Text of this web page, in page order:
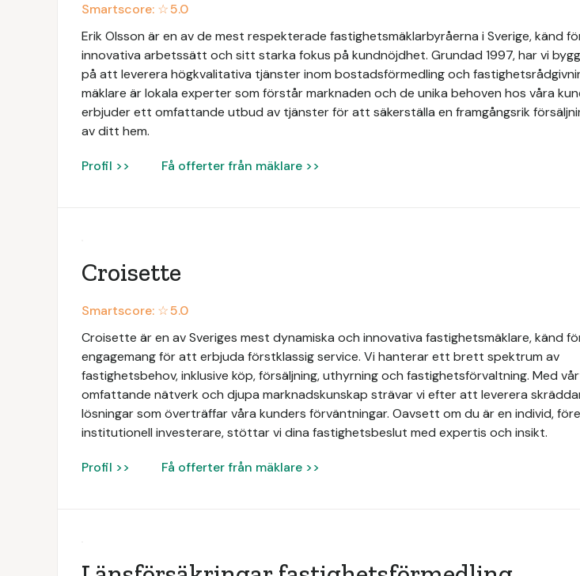
Smartscore: ☆5.0
Erik Olsson är en av de mest respekterade fastighetsmäklarbyråerna i Sverige, känd
innovativa arbetssätt och sitt starka fokus på kundnöjdhet. Grundad 1997, har vi
på att leverera högkvalitativa tjänster inom bostadsförmedling och
mäklare är lokala experter som förstår marknaden och de unika behoven hos våra
erbjuder ett omfattande utbud av tjänster för att säkerställa en framgångsrik
av ditt hem.
Profil >> Få offerter från mäklare >>
Croisette
Smartscore: ☆5.0
Croisette är en av Sveriges mest dynamiska och innovativa fastighetsmäklare, känd
engagemang för att erbjuda förstklassig service. Vi hanterar ett brett spektrum av
fastighetsbehov, inklusive köp, försäljning, uthyrning och fastighetsförvaltning. Med
omfattande nätverk och djupa marknadskunskap strävar vi efter att leverera
lösningar som överträffar våra kunders förväntningar. Oavsett om du är en individ,
institutionell investerare, stöttar vi dina fastighetsbeslut med expertis och insikt.
Profil >> Få offerter från mäklare >>